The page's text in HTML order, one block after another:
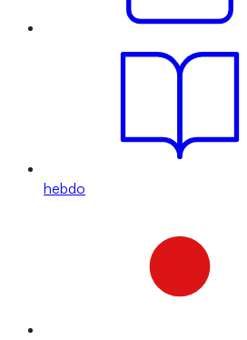
hebdo